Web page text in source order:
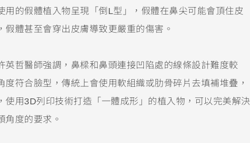
的假體植入物呈現「倒L型」，假體在鼻尖可能會頂住皮
體甚至會穿出皮膚導致更嚴重的傷害。
哲醫師強調，鼻樑和鼻頭連接凹陷處的線條設計難度較
符合臉型，傳統上會使用軟組織或肋骨碎片去填補堆疊，
用3D列印技術打造「一體成形」的植入物，可以完美解決
角度的要求。